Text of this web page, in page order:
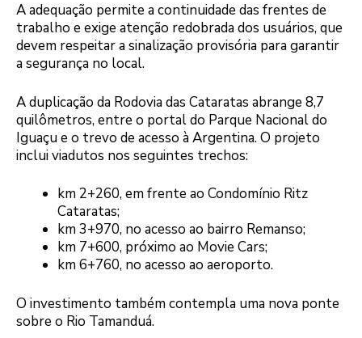
A adequação permite a continuidade das frentes de
trabalho e exige atenção redobrada dos usuários, que
devem respeitar a sinalização provisória para garantir
a segurança no local.
A duplicação da Rodovia das Cataratas abrange 8,7
quilômetros, entre o portal do Parque Nacional do
Iguaçu e o trevo de acesso à Argentina. O projeto
inclui viadutos nos seguintes trechos:
km 2+260, em frente ao Condomínio Ritz
Cataratas;
km 3+970, no acesso ao bairro Remanso;
km 7+600, próximo ao Movie Cars;
km 6+760, no acesso ao aeroporto.
O investimento também contempla uma nova ponte
sobre o Rio Tamanduá.